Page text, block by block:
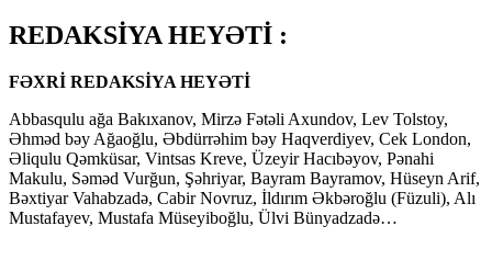
REDAKSİYA HEYƏTİ :
FƏXRİ REDAKSİYA HEYƏTİ
Abbasqulu ağa Bakıxanov, Mirzə Fətəli Axundov, Lev Tolstoy,
Əhməd bəy Ağaoğlu, Əbdürrəhim bəy Haqverdiyev, Cek London,
Əliqulu Qəmküsar, Vintsas Kreve, Üzeyir Hacıbəyov, Pənahi
Makulu, Səməd Vurğun, Şəhriyar, Bayram Bayramov, Hüseyn Arif,
Bəxtiyar Vahabzadə, Cabir Novruz, İldırım Əkbəroğlu (Füzuli), Alı
Mustafayev, Mustafa Müseyiboğlu, Ülvi Bünyadzadə…